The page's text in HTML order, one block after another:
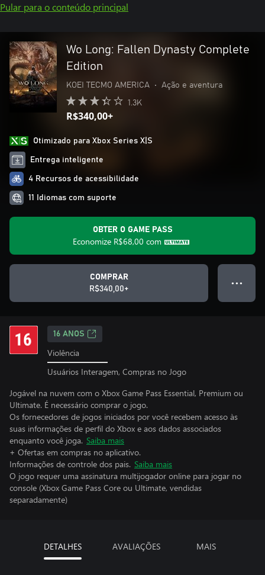
Pular para o conteúdo principal
Wo Long: Fallen Dynasty Complete
Edition
KOEI TECMO AMERICA • Ação e aventura
1.3K
R$340,00+
Otimizado para Xbox Series X|S
Entrega inteligente
4 Recursos de acessibilidade
11 Idiomas com suporte
OBTER O GAME PASS
Economize R$68,00 com
COMPRAR
R$340,00+
● ● ●
16 ANOS
Violência
Usuários Interagem, Compras no Jogo
Jogável na nuvem com o Xbox Game Pass Essential, Premium ou
Ultimate. É necessário comprar o jogo.
Os fornecedores de jogos iniciados por você recebem acesso às
suas informações de perfil do Xbox e aos dados associados
enquanto você joga. Saiba mais
+ Ofertas em compras no aplicativo.
Informações de controle dos pais. Saiba mais
O jogo requer uma assinatura multijogador online para jogar no
console (Xbox Game Pass Core ou Ultimate, vendidas
separadamente)
DETALHES AVALIAÇÕES MAIS